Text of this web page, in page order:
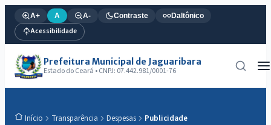
A+ A A- Contraste Daltônico
Acessibilidade
Prefeitura Municipal de Jaguaribara
Estado do Ceará • CNPJ: 07.442.981/0001-76
Início Transparência Despesas Publicidade